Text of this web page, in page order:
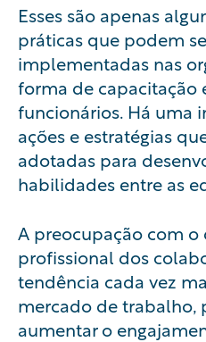
Esses são apenas
práticas que podem
implementadas nas
forma de capacitação
funcionários. Há uma
ações e estratégias
adotadas para
habilidades entre as
A preocupação com
profissional dos
tendência cada vez
mercado de trabalho,
aumentar o